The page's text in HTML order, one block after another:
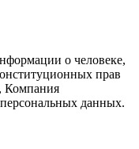
о человеке,
прав
Компания
данных.